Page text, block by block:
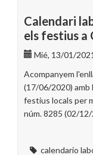
y
del
Calendari
els festius a
Mié, 13/01/
Acompanyem
(17/06/2020) amb
festius locals per
núm. 8285 (02/
calendario